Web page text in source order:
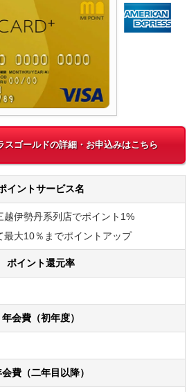
スゴールドの詳細・お申込みはこちら
イントサービス名
越伊勢丹系列店でポイント1%
最大10％までポイントアップ
ポイント還元率
年会費（初年度）
費（二年目以降）